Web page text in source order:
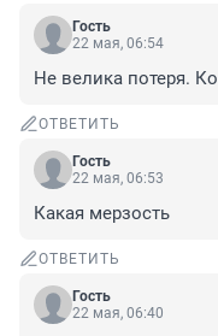
Гость
22 мая, 06:54
Не велика потеря.
ОТВЕТИТЬ
Гость
22 мая, 06:53
Какая мерзость
ОТВЕТИТЬ
Гость
22 мая, 06:40